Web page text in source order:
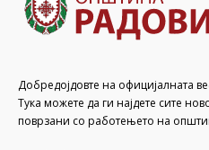
Добредојдовте на официјалната
Тука можете да ги најдете сите
поврзани со работењето на